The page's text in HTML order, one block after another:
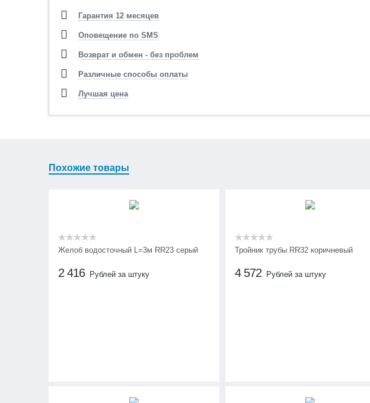
Гарантия 12 месяцев
Оповещение по SMS
Возврат и обмен - без проблем
Различные способы оплаты
Лучшая цена
Похожие товары
Желоб водосточный L=3м RR23 серый
2 416 Рублей за штуку
Тройник трубы RR32 коричневый
4 572 Рублей за штуку